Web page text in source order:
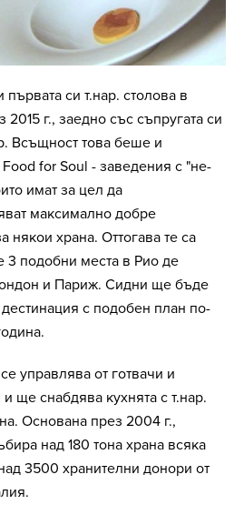
първата си т.нар. столова в
г., заедно със съпругата си
Всъщност това беше и
Food for Soul - заведения с "не-
имат за цел да
максимално добре
някои храна. Оттогава те са
3 подобни места в Рио де
и Париж. Сидни ще бъде
с подобен план по-
управлява от готвачи и
ще снабдява кухнята с т.нар.
Основана през 2004 г.,
над 180 тона храна всяка
3500 хранителни донори от